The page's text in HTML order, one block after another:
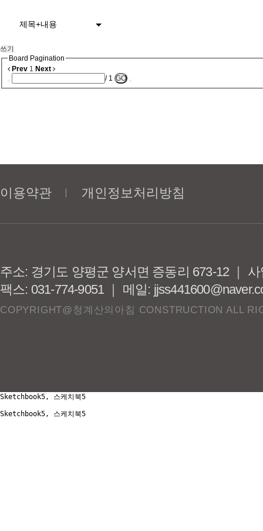
제목+내용
쓰기
Board Pagination
Prev 1 Next
/ 1 GO
이용약관 개인정보처리방침
주소: 경기도 양평군 양서면 증동리 673-12 ｜
팩스: 031-774-9051 ｜ 메일:
COPYRIGHT@청계산의아침 CONSTRUCTION ALL
Sketchbook5, 스케치북5
Sketchbook5, 스케치북5